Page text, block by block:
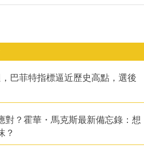
巴菲特指標逼近歷史高點，選後
對？霍華・馬克斯最新備忘錄：想
？